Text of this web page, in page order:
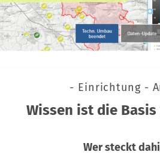
- Einrichtung -
Wissen ist die
Wer steckt